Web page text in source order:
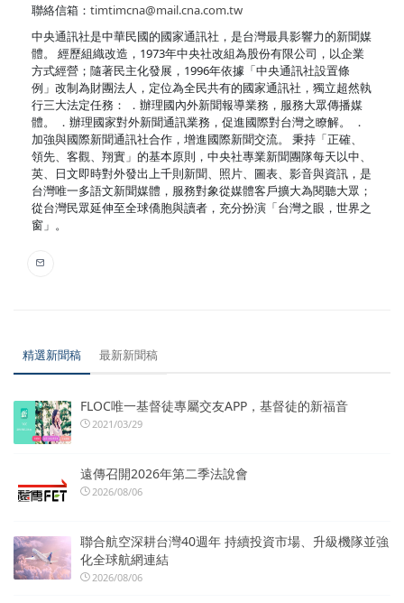
聯絡信箱： timtimcna@mail.cna.com.tw
中央通訊社是中華民國的國家通訊社，是台灣最具影響力的新聞媒
體。 經歷組織改造，1973年中央社改組為股份有限公司，以企業
方式經營；隨著民主化發展，1996年依據「中央通訊社設置條
例」改制為財團法人，定位為全民共有的國家通訊社，獨立超然執
行三大法定任務： ．辦理國內外新聞報導業務，服務大眾傳播媒
體。 ．辦理國家對外新聞通訊業務，促進國際對台灣之瞭解。 ．
加強與國際新聞通訊社合作，增進國際新聞交流。 秉持「正確、
領先、客觀、翔實」的基本原則，中央社專業新聞團隊每天以中、
英、日文即時對外發出上千則新聞、照片、圖表、影音與資訊，是
台灣唯一多語文新聞媒體，服務對象從媒體客戶擴大為閱聽大眾；
從台灣民眾延伸至全球僑胞與讀者，充分扮演「台灣之眼，世界之
窗」。
精選新聞稿 最新新聞稿
FLOC唯一基督徒專屬交友APP，基督徒的新福音
2021/03/29
遠傳召開2026年第二季法說會
2026/08/06
聯合航空深耕台灣40週年 持續投資市場、升級機隊並強
化全球航網連結
2026/08/06